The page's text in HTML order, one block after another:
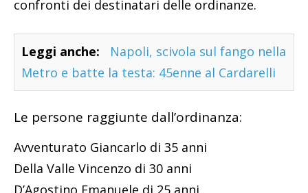
confronti dei destinatari delle ordinanze.
Leggi anche:
Napoli, scivola sul fango nella
Metro e batte la testa: 45enne al Cardarelli
Le persone raggiunte dall’ordinanza:
Avventurato Giancarlo di 35 anni
Della Valle Vincenzo di 30 anni
D’Agostino Emanuele di 25 anni